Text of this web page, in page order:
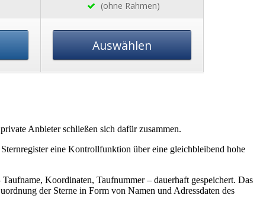
(ohne Rahmen)
Auswählen
Anbieter schließen sich dafür zusammen.
eine Kontrollfunktion über eine gleichbleibend hohe
Koordinaten, Taufnummer – dauerhaft gespeichert. Das
der Sterne in Form von Namen und Adressdaten des